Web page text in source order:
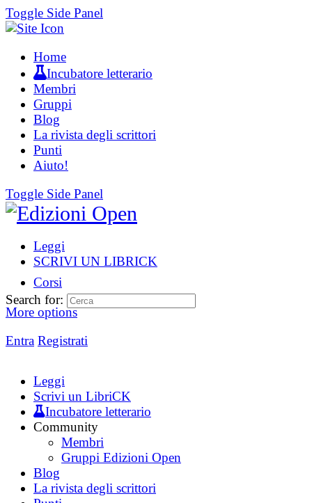
Toggle Side Panel
Home
Incubatore letterario
Membri
Gruppi
Blog
La rivista degli scrittori
Punti
Aiuto!
Toggle Side Panel
Leggi
SCRIVI UN LIBRICK
Corsi
More options
Entra Registrati
Search for:
Leggi
Scrivi un LibriCK
Incubatore letterario
Community
Membri
Gruppi Edizioni Open
Blog
La rivista degli scrittori